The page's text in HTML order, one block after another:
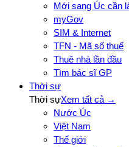
Mới sang Úc cần
myGov
SIM & Internet
TFN - Mã số thuế
Thuê nhà lần đầu
Tìm bác sĩ GP
Thời sự
Thời sựXem tất cả →
Nước Úc
Việt Nam
Thế giới